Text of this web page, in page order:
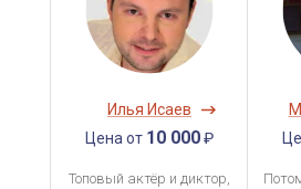
Илья Исаев
Цена от 10 000₽
Топовый актёр и диктор,